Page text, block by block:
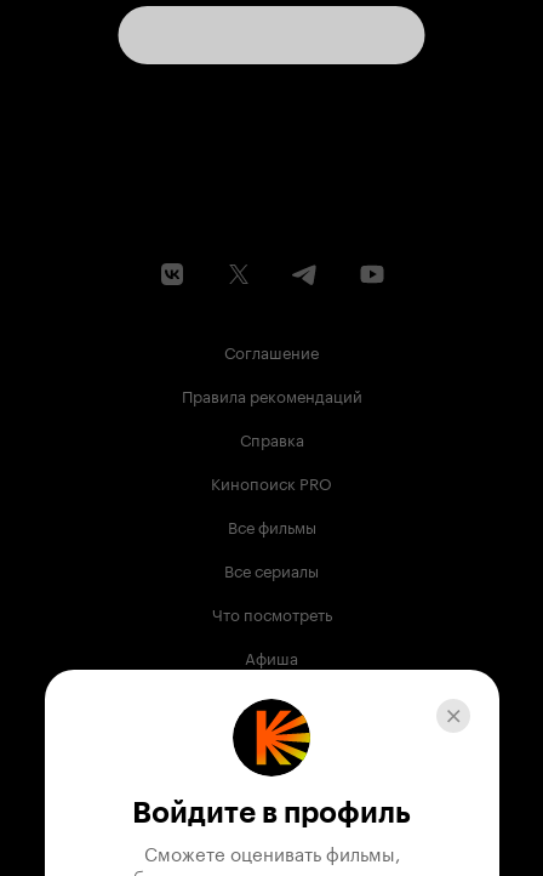
Соглашение
Правила рекомендаций
Справка
Кинопоиск PRO
Все фильмы
Все сериалы
Что посмотреть
Афиша
Музыка
Телепрограмма
Служба поддержки
Войдите в профиль
Сможете оценивать фильмы,